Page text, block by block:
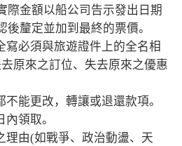
際金額以船公司告示發出日期
釐定並加到最終的票價。
原來之訂位、失去原來之優惠